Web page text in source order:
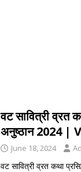
वट सावित्री व्रत
अनुष्ठान 2024
June 18, 2024
वट सावित्री व्रत कथा